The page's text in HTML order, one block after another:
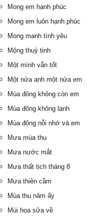
Mong em hạnh phúc
Mong em luôn hạnh phúc
Mong manh tình yêu
Mộng thuỷ tinh
Một mình vẫn tốt
Một nửa anh một nửa em
Mùa đông không còn em
Mùa đông không lạnh
Mùa đông nỗi nhớ và em
Mưa mùa thu
Mưa nước mắt
Mưa thất tịch tháng 8
Mưa thiên cầm
Mùa thu năm ấy
Mùi hoa sữa về